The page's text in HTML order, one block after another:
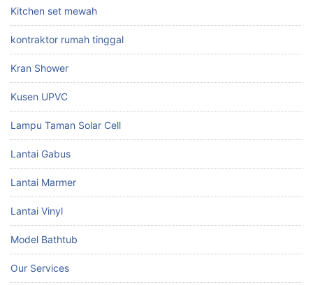
Kitchen set mewah
kontraktor rumah tinggal
Kran Shower
Kusen UPVC
Lampu Taman Solar Cell
Lantai Gabus
Lantai Marmer
Lantai Vinyl
Model Bathtub
Our Services